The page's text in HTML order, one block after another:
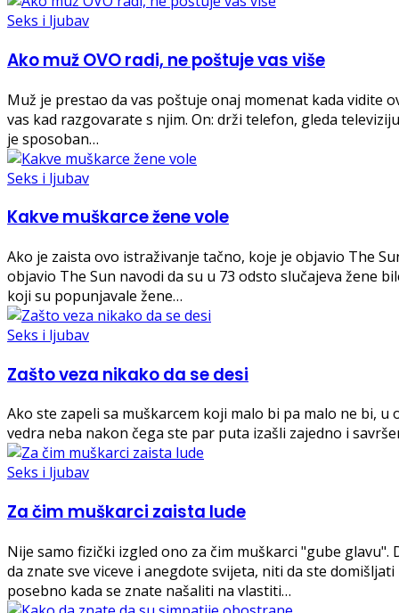
Seks i ljubav
Ako muž OVO radi, ne poštuje vas više
Muž je prestao da vas poštuje onaj momenat kada vidite
vas kad razgovarate s njim. On: drži telefon, gleda
je sposoban…
Seks i ljubav
Kakve muškarce žene vole
Ako je zaista ovo istraživanje tačno, koje je objavio The
objavio The Sun navodi da su u 73 odsto slučajeva žene
koji su popunjavale žene…
Seks i ljubav
Zašto veza nikako da se desi
Ako ste zapeli sa muškarcem koji malo bi pa malo ne bi,
vedra neba nakon čega ste par puta izašli zajedno i
Seks i ljubav
Za čim muškarci zaista lude
Nije samo fizički izgled ono za čim muškarci "gube
da znate sve viceve i anegdote svijeta, niti da ste
posebno kada se znate našaliti na vlastiti…